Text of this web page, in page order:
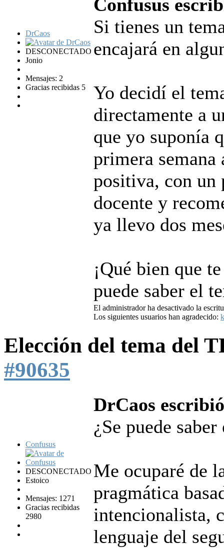
DrCaos
DESCONECTADO
Jonio
Mensajes: 2
Gracias recibidas 5
Confusus
Si tienes un
encajará en
Yo decidí el
directamente a
que yo suponía
primera
positiva, con un
docente y
ya llevo dos
¡Qué bien que
puede saber el
El administrador ha desactivado la
Los siguientes usuarios han agradecido:
Elección del tema del
#90635
Confusus
DESCONECTADO
Estoico
Mensajes: 1271
Gracias recibidas
2980
DrCaos
¿Se puede
Me ocuparé de
pragmática
intencionalista,
lenguaje del